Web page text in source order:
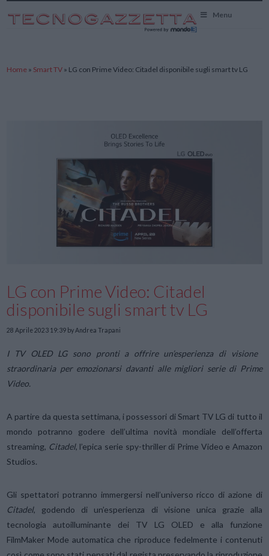
Menu
Home » Smart TV » LG con Prime Video: Citadel disponibile sugli smart tv LG
LG con Prime Video: Citadel
disponibile sugli smart tv LG
28 Aprile 2023 19:39 by Andrea Trapani
I TV OLED LG sono pronti a offrire un’esperienza di visione
straordinariaper emozionarsi davanti alle migliori serie di Prime
Video.
A partire da questa settimana, i possessori di Smart TV LG di tutto il
mondo potranno godere dell’ultima novità mondiale dell’offerta
streaming, Citadel, l’epica serie spy-thriller di Prime Video e Amazon
Studios.
Gli spettatori potranno immergersi nell’universo ricco di azione di
Citadel, godendo di un’esperienza di visione unica grazie alla
tecnologia autoilluminante dei TV LG OLED e alla funzione
FilmMaker Mode automatica che riproduce fedelmente i contenuti